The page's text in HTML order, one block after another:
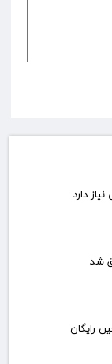
دارد
شد
رایگان